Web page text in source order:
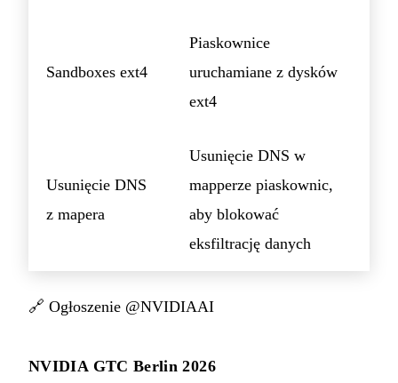
Sandboxes ext4
Piaskownice
uruchamiane z dysków
ext4
Usunięcie DNS
z mapera
Usunięcie DNS w
mapperze piaskownic,
aby blokować
eksfiltrację danych
🔗 Ogłoszenie @NVIDIAAI
NVIDIA GTC Berlin 2026